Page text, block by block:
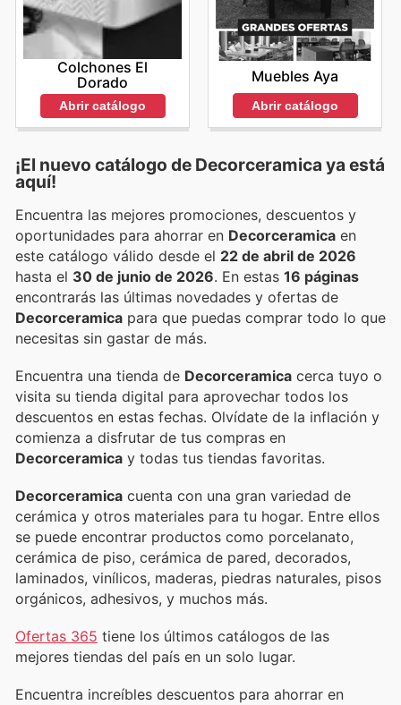
Colchones El
Dorado
Abrir catálogo
Muebles Aya
Abrir catálogo
¡El nuevo catálogo de Decorceramica ya está
aquí!
Encuentra las mejores promociones, descuentos y
oportunidades para ahorrar en Decorceramica en
este catálogo válido desde el 22 de abril de 2026
hasta el 30 de junio de 2026 . En estas 16 páginas
encontrarás las últimas novedades y ofertas de
Decorceramica para que puedas comprar todo lo que
necesitas sin gastar de más.
Encuentra una tienda de Decorceramica cerca tuyo o
visita su tienda digital para aprovechar todos los
descuentos en estas fechas. Olvídate de la inflación y
comienza a disfrutar de tus compras en
Decorceramica y todas tus tiendas favoritas.
Decorceramica cuenta con una gran variedad de
cerámica y otros materiales para tu hogar. Entre ellos
se puede encontrar productos como porcelanato,
cerámica de piso, cerámica de pared, decorados,
laminados, vinílicos, maderas, piedras naturales, pisos
orgánicos, adhesivos, y muchos más.
Ofertas 365 tiene los últimos catálogos de las
mejores tiendas del país en un solo lugar.
Encuentra increíbles descuentos para ahorrar en